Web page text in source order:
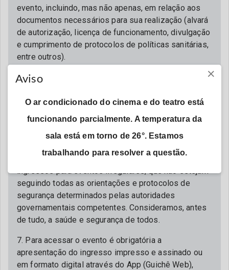
evento, incluindo, mas não apenas, em relação aos
documentos necessários para sua realização (alvará
de autorização, licença de funcionamento, divulgação
e cumprimento de protocolos de políticas sanitárias,
entre outros).
5. Nosso site (www.guicheweb.com.br) e nosso App
vendas da Guichê Web. Não nos responsabilizamos,
em qualquer hipótese e aspecto, por ingressos
adquiridos com terceiros ou por meio de qualquer
endereço/domínio diverso do oficial.
6. A Guichê Web não permite e repudia a venda de
ingressos para eventos irregulares, que não estejam
seguindo todas as orientações e protocolos de
segurança determinados pelas autoridades
governamentais competentes. Consideramos, antes
de tudo, a saúde e segurança de todos.
7. Para acessar o evento é obrigatória a
apresentação do ingresso impresso e assinado ou
em formato digital através do App (Guichê Web),
×
Aviso
O ar condicionado do cinema e do teatro está
funcionando parcialmente. A temperatura da
sala está em torno de 26°. Estamos
trabalhando para resolver a questão.